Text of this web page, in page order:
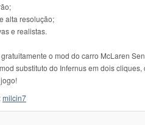
alta resolução;
e realistas.
o mod do carro McLaren
substituto do Infernus em dois
milcin7